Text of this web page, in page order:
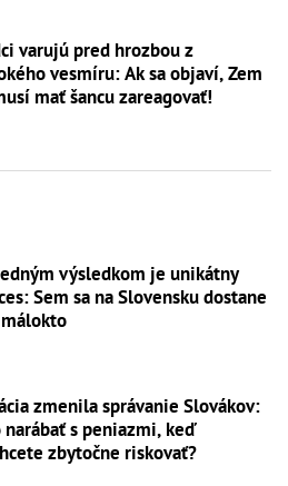
varujú pred hrozbou z
vesmíru: Ak sa objaví, Zem
mať šancu zareagovať!
výsledkom je unikátny
Sem sa na Slovensku dostane
zmenila správanie Slovákov:
narábať s peniazmi, keď
zbytočne riskovať?